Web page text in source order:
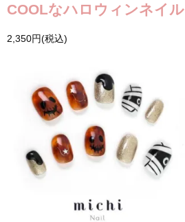
COOLなハロウィンネイル
2,350円(税込)